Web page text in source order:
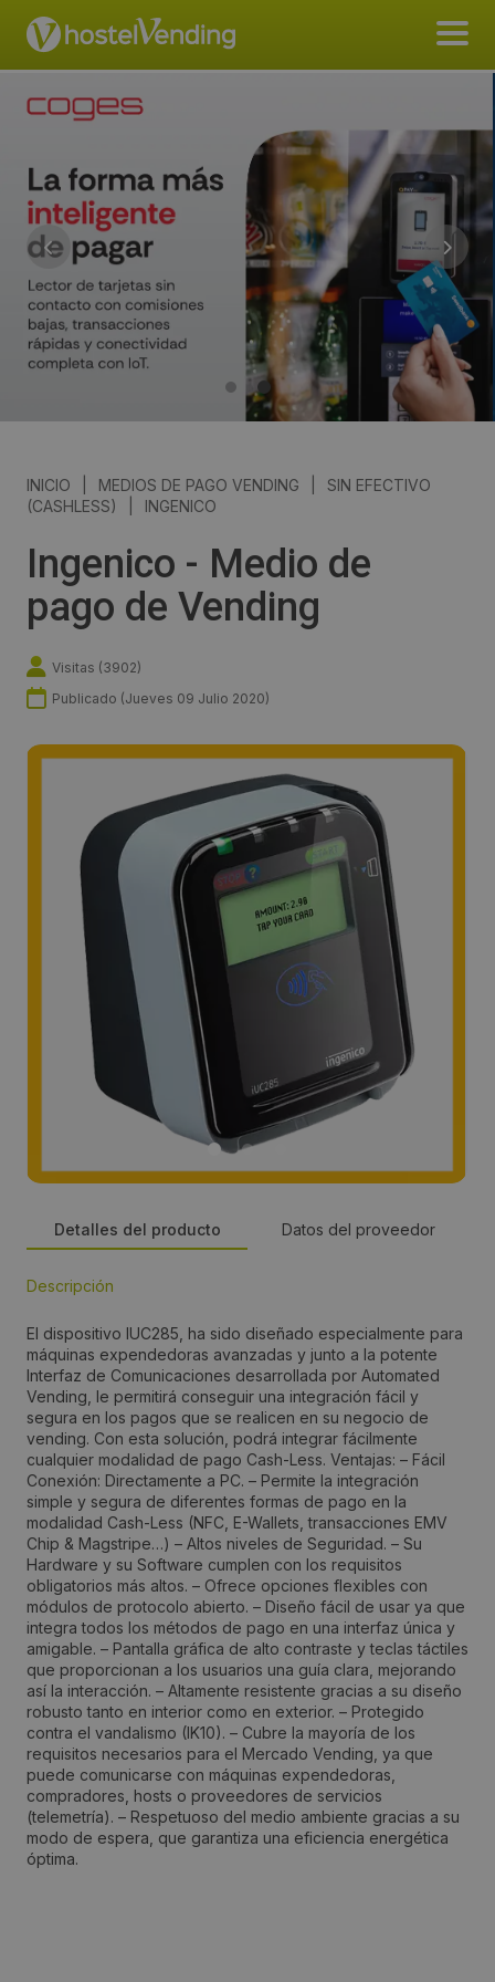
INICIO MEDIOS DE PAGO VENDING
SIN EFECTIVO
(CASHLESS)
INGENICO
Ingenico - Medio de
pago de Vending
Visitas (3902)
Publicado (Jueves 09 Julio 2020)
Detalles del producto Datos del proveedor
Descripción
El dispositivo IUC285, ha sido diseñado especialmente para
máquinas expendedoras avanzadas y junto a la potente
Interfaz de Comunicaciones desarrollada por Automated
Vending, le permitirá conseguir una integración fácil y
segura en los pagos que se realicen en su negocio de
vending. Con esta solución, podrá integrar fácilmente
cualquier modalidad de pago Cash-Less. Ventajas: – Fácil
Conexión: Directamente a PC. – Permite la integración
simple y segura de diferentes formas de pago en la
modalidad Cash-Less (NFC, E-Wallets, transacciones EMV
Chip & Magstripe…) – Altos niveles de Seguridad. – Su
Hardware y su Software cumplen con los requisitos
obligatorios más altos. – Ofrece opciones flexibles con
módulos de protocolo abierto. – Diseño fácil de usar ya que
integra todos los métodos de pago en una interfaz única y
amigable. – Pantalla gráfica de alto contraste y teclas táctiles
que proporcionan a los usuarios una guía clara, mejorando
así la interacción. – Altamente resistente gracias a su diseño
robusto tanto en interior como en exterior. – Protegido
contra el vandalismo (IK10). – Cubre la mayoría de los
requisitos necesarios para el Mercado Vending, ya que
puede comunicarse con máquinas expendedoras,
compradores, hosts o proveedores de servicios
(telemetría). – Respetuoso del medio ambiente gracias a su
modo de espera, que garantiza una eficiencia energética
óptima.
Fran Raya
Dirección:
Telègraf 24
Localidad:
Montmeló
Código Postal:
08160
Provincia:
Barcelona
País:
España